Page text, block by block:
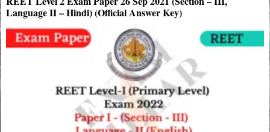
Language II – Hindi) (Official Answer Key)